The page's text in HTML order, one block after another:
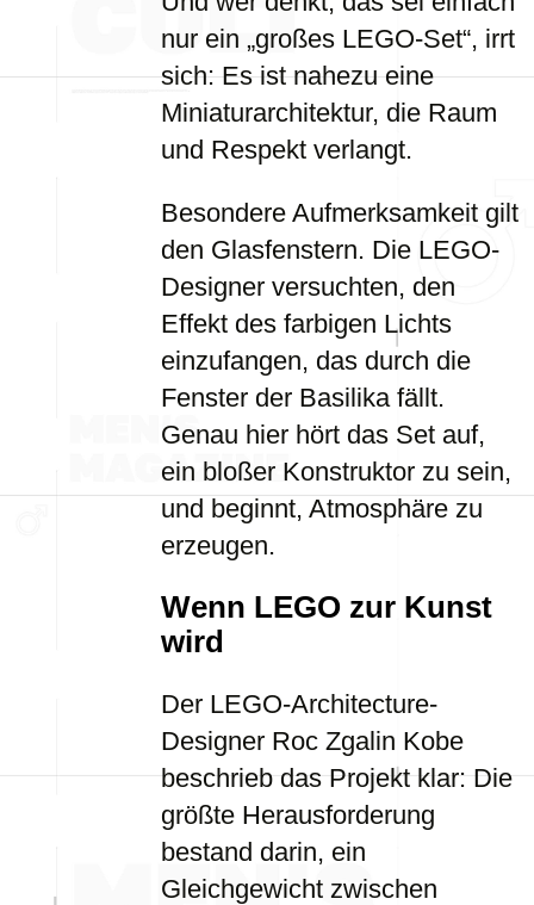
nur ein „großes LEGO-Set“, irrt
sich: Es ist nahezu eine
Miniaturarchitektur, die Raum
und Respekt verlangt.
Besondere Aufmerksamkeit gilt
den Glasfenstern. Die LEGO-
Designer versuchten, den
Effekt des farbigen Lichts
einzufangen, das durch die
Fenster der Basilika fällt.
Genau hier hört das Set auf,
ein bloßer Konstruktor zu sein,
und beginnt, Atmosphäre zu
erzeugen.
Wenn LEGO zur Kunst
wird
Der LEGO-Architecture-
Designer Roc Zgalin Kobe
beschrieb das Projekt klar: Die
größte Herausforderung
bestand darin, ein
Gleichgewicht zwischen